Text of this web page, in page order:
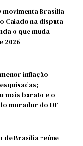
movimenta Brasília
Caiado na disputa
o que muda
2026
inflação
mais barato e o
morador do DF
de Brasília reúne